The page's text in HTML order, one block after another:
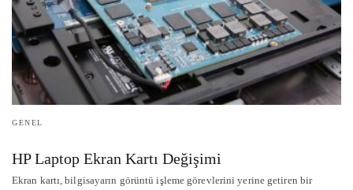
GENEL
HP Laptop Ekran Kartı Değişimi
Ekran kartı, bilgisayarın görüntü işleme görevlerini yerine getiren bir